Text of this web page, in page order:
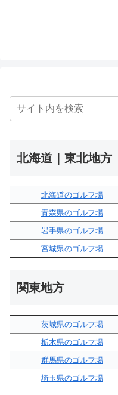
北海道｜東北地方
北海道のゴルフ場
青森県のゴルフ場
岩手県のゴルフ場
宮城県のゴルフ場
関東地方
茨城県のゴルフ場
栃木県のゴルフ場
群馬県のゴルフ場
埼玉県のゴルフ場